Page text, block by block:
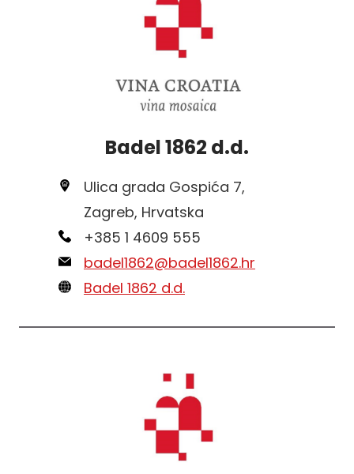
Badel 1862 d.d.
Ulica grada Gospića 7,
Zagreb, Hrvatska
+385 1 4609 555
badel1862@badel1862.hr
Badel 1862 d.d.